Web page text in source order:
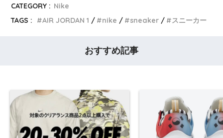
CATEGORY : Nike
TAGS :
AIR JORDAN 1 nike sneaker スニーカー
おすすめ記事